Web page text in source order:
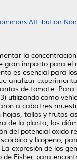
Attribution
la
gran impacto para
es esencial para
analizar
de tomate.
utilizando como
a cabo tres
tallos y frutos
de la planta, los
del potencial oxido
y licopeno,
expresión de los
Fisher, para